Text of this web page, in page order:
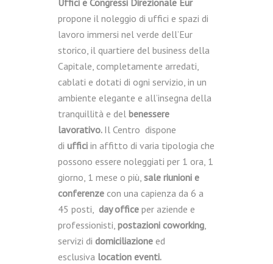
Uffici e Congressi Direzionale Eur
propone il noleggio di uffici e spazi di
lavoro immersi nel verde dell’Eur
storico, il quartiere del business della
Capitale, completamente arredati,
cablati e dotati di ogni servizio, in un
ambiente elegante e all’insegna della
tranquillità e del benessere
lavorativo. Il Centro dispone
di ufficiin affitto di varia tipologia che
possono essere noleggiati per 1 ora, 1
giorno, 1 mese o più, sale riunioni e
conferenze con una capienza da 6 a
45 posti, day office per aziende e
professionisti, postazioni coworking,
servizi di domiciliazione ed
esclusiva location eventi.